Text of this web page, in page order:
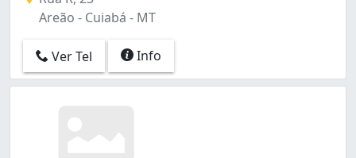
Areão - Cuiabá - MT
Ver Tel Info